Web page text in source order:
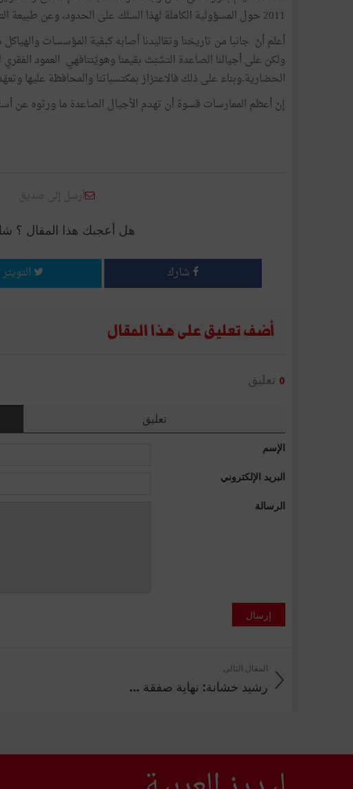
2011 حول المسؤولية الكاملة لهذا السلك على الحدود، وعن طبيعة التعاون وحدوده مع بقية الأجهزة الأخرى.
أعلم أنّ جانبا من تاريخنا وتقاليدنا أصابه كبقية المؤسسات
ولكن على أجيالنا الصاعدة التشبّث بقيمنا وهويّتنافهي العمود
الحضارية.وبناء على ذلك فالاعتزاز بمكتسباتنا والمحافظة عليها
إنّ أعظم الممارسات قسوة أن تهدم الأجيال الصاعدة ما ورثوه عن
أرسل إلى صديق
هل أعجبك هذا المقال ؟
شارك التويتر
أضف تعليق على هذا المقال
0 تعليق
تعليق
الإسم
البريد الإلكتروني
الرسالة
إرسال
المقال التالي
رشيد خشانة: نهاية صفقة ...